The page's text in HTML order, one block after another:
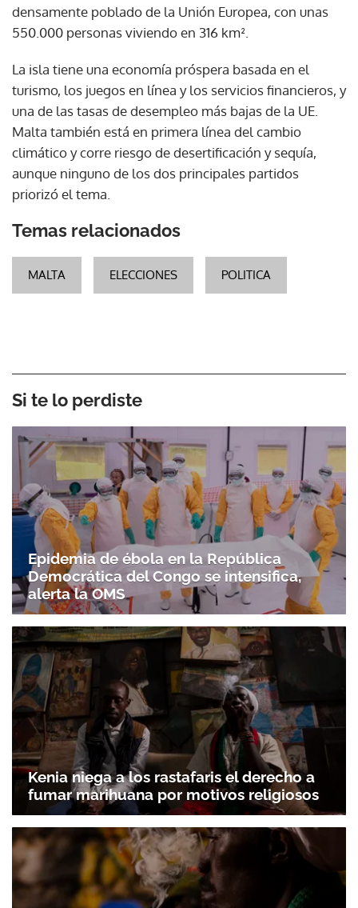
densamente poblado de la Unión Europea, con unas
550.000 personas viviendo en 316 km².
La isla tiene una economía próspera basada en el
turismo, los juegos en línea y los servicios financieros, y
una de las tasas de desempleo más bajas de la UE.
Malta también está en primera línea del cambio
climático y corre riesgo de desertificación y sequía,
aunque ninguno de los dos principales partidos
priorizó el tema.
Temas relacionados
MALTA ELECCIONES POLITICA
Si te lo perdiste
Epidemia de ébola en la República
Democrática del Congo se intensifica,
alerta la OMS
Kenia niega a los rastafaris el derecho a
fumar marihuana por motivos religiosos